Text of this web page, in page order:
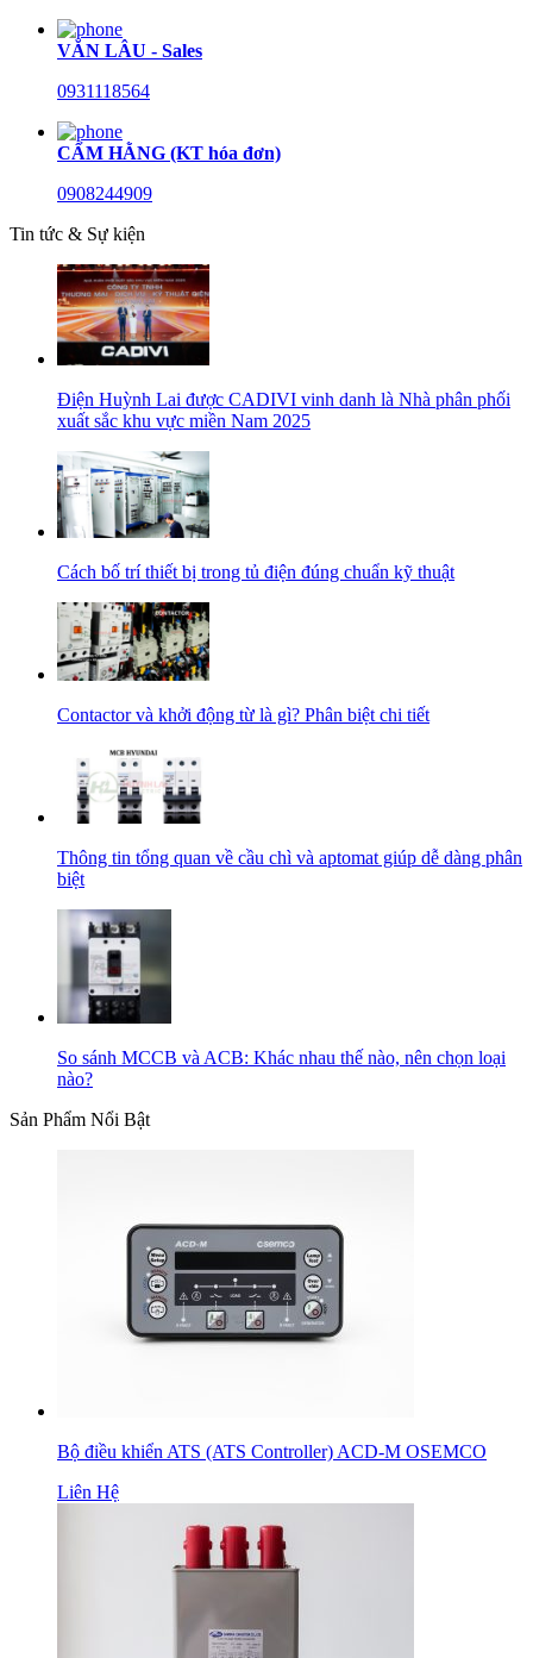
VĂN LÂU - Sales
0931118564
CẨM HẰNG (KT hóa đơn)
0908244909
Tin tức & Sự kiện
Điện Huỳnh Lai được CADIVI vinh danh là Nhà phân phối
xuất sắc khu vực miền Nam 2025
Cách bố trí thiết bị trong tủ điện đúng chuẩn kỹ thuật
Contactor và khởi động từ là gì? Phân biệt chi tiết
Thông tin tổng quan về cầu chì và aptomat giúp dễ dàng phân
biệt
So sánh MCCB và ACB: Khác nhau thế nào, nên chọn loại
nào?
Sản Phẩm Nổi Bật
Bộ điều khiển ATS (ATS Controller) ACD-M OSEMCO
Liên Hệ